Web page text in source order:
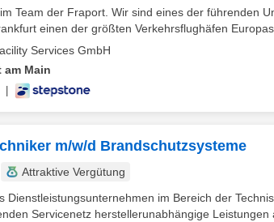
Team der Fraport. Wir sind eines der führenden
einen der größten Verkehrsflughäfen Europas.
Services GmbH
am Main
m/w/d Brandschutzsysteme
Attraktive Vergütung
Dienstleistungsunternehmen im Bereich der
Servicenetz herstellerunabhängige Leistungen